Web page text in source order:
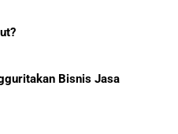
Bisnis Jasa
Sukses Dunia: 5